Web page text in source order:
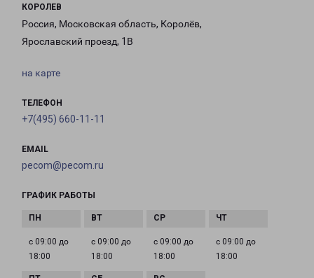
КОРОЛЕВ
Россия, Московская область, Королёв,
Ярославский проезд, 1В
на карте
ТЕЛЕФОН
+7(495) 660-11-11
EMAIL
pecom@pecom.ru
ГРАФИК РАБОТЫ
с 09:00 до
18:00
с 09:00 до
18:00
с 09:00 до
18:00
с 09:00 до
18:00